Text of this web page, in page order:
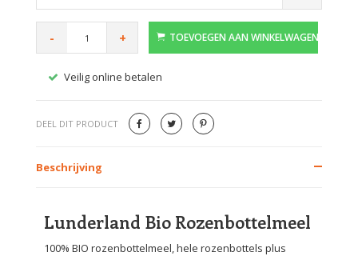
- + TOEVOEGEN AAN WINKELWAGEN
Veilig online betalen
DEEL DIT PRODUCT
Beschrijving
Lunderland Bio Rozenbottelmeel
100% BIO rozenbottelmeel, hele rozenbottels plus